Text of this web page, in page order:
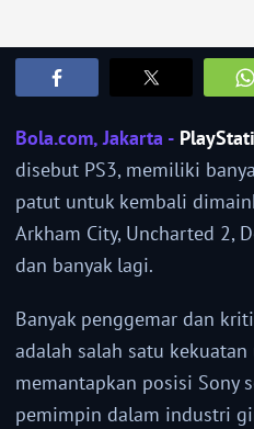
Bola.com, Jakarta -
disebut PS3, memiliki
patut untuk kembali
Arkham City, Uncharted 2,
dan banyak lagi.
Banyak penggemar dan
adalah salah satu kekuatan
memantapkan posisi Sony
pemimpin dalam industri